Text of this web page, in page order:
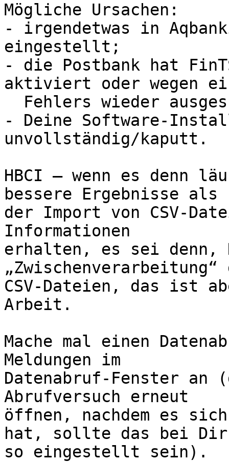
Mögliche Ursachen:
- irgendetwas in
eingestellt;
- die Postbank hat
aktiviert oder wegen
- Deine Software-
unvollständig/kaputt.
HBCI – wenn es denn
bessere Ergebnisse als
der Import von CSV-
Informationen
erhalten, es sei denn,
„Zwischenverarbeitung“
CSV-Dateien, das ist
Arbeit.
Mache mal einen
Meldungen im
Datenabruf-Fenster an
Abrufversuch erneut
öffnen, nachdem es
hat, sollte das bei Dir
so eingestellt sein).